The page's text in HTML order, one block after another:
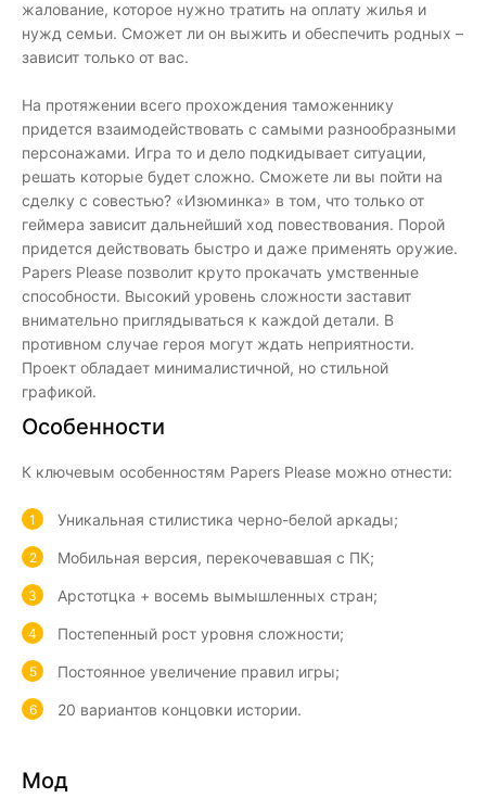
жалование, которое нужно тратить на оплату жилья и
нужд семьи. Сможет ли он выжить и обеспечить родных –
зависит только от вас.
На протяжении всего прохождения таможеннику
придется взаимодействовать с самыми разнообразными
персонажами. Игра то и дело подкидывает ситуации,
решать которые будет сложно. Сможете ли вы пойти на
сделку с совестью? «Изюминка» в том, что только от
геймера зависит дальнейший ход повествования. Порой
придется действовать быстро и даже применять оружие.
Papers Please позволит круто прокачать умственные
способности. Высокий уровень сложности заставит
внимательно приглядываться к каждой детали. В
противном случае героя могут ждать неприятности.
Проект обладает минималистичной, но стильной
графикой.
Особенности
К ключевым особенностям Papers Please можно отнести:
Уникальная стилистика черно-белой аркады;
Мобильная версия, перекочевавшая с ПК;
Арстотцка + восемь вымышленных стран;
Постепенный рост уровня сложности;
Постоянное увеличение правил игры;
20 вариантов концовки истории.
Мод